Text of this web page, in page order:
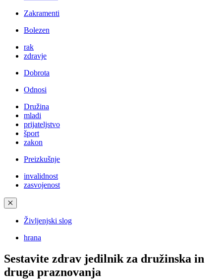
Zakramenti
Bolezen
rak
zdravje
Dobrota
Odnosi
Družina
mladi
prijateljstvo
šport
zakon
Preizkušnje
invalidnost
zasvojenost
✕
Življenjski slog
hrana
Sestavite zdrav jedilnik za družinska in
druga praznovanja